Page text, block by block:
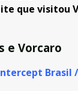
que visitou
e Vorcaro
Brasil